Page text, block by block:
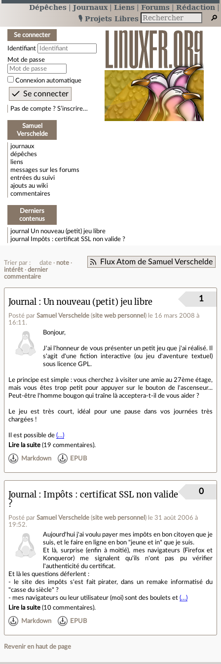
Dépêches Journaux Liens Forums
Rédaction
🎙️ Projets Libres
Se connecter
Identifiant
Mot de passe
Connexion automatique
Pas de compte ? S’inscrire…
Samuel
Verschelde
journaux
dépêches
liens
messages sur les forums
entrées du suivi
ajouts au wiki
commentaires
Derniers
contenus
journal Un nouveau (petit) jeu libre
journal
Impôts : certificat SSL non valide ?
Flux Atom de Samuel Verschelde
Trier par : date
note
intérêt
dernier
commentaire
Journal Un nouveau (petit) jeu libre
Posté par Samuel Verschelde (site web personnel ) le 16 mars 2008 à
16:11 .
1
Bonjour,
J'ai l'honneur de vous présenter un petit jeu que j'ai réalisé. Il
s'agit d'une fiction interactive (ou jeu d'aventure textuel)
sous licence GPL.
Le principe est simple : vous cherchez à visiter une amie au 27ème étage,
mais vous êtes trop petit pour appuyer sur le bouton de l'ascenseur...
Peut-être l'homme bougon qui traîne là acceptera-t-il de vous aider ?
Le jeu est très court, idéal pour une pause dans vos journées très
chargées !
Il est possible de (…)
Lire la suite (19 commentaires).
Markdown EPUB
Journal
Impôts : certificat SSL non valide
?
Posté par Samuel Verschelde (site web personnel ) le 31 août 2006 à
19:52.
0
Aujourd'hui j'ai voulu payer mes impôts en bon citoyen que je
suis, et le faire en ligne en bon "jeune et in" que je suis.
Et là, surprise (enfin à moitié), mes navigateurs (Firefox et
Konqueror) me signalent qu'ils n'ont pas pu vérifier
l'authenticité du certificat.
Et là les questions déferlent :
- le site des impôts s'est fait pirater, dans un remake informatisé du
"casse du siècle" ?
- mes navigateurs ou leur utilisateur (moi) sont des boulets et (…)
Lire la suite (10 commentaires).
Markdown EPUB
Revenir en haut de page